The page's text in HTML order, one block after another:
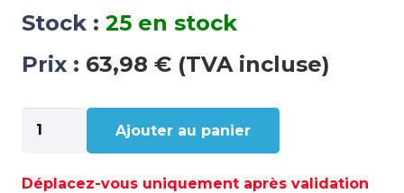
Stock : 25 en stock
Prix : 63,98 € (TVA incluse)
quantité
de
YAMAHA
Ajouter au panier
Déplacez-vous uniquement après validation